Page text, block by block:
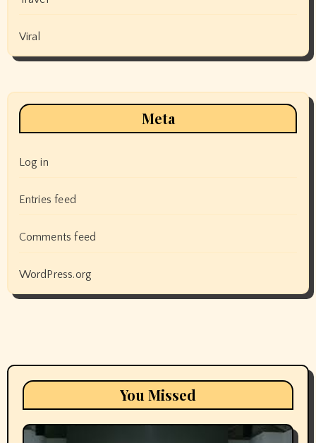
Viral
Meta
Log in
Entries feed
Comments feed
WordPress.org
You Missed